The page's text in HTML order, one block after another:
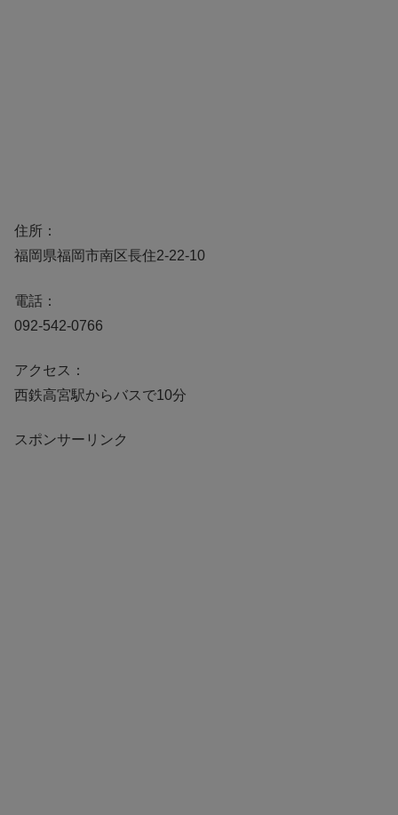
住所：
福岡県福岡市南区長住2-22-10
電話：
092-542-0766
アクセス：
西鉄高宮駅からバスで10分
スポンサーリンク